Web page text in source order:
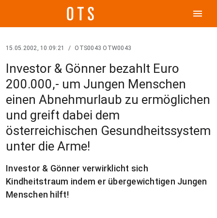
menu
15.05.2002, 10:09:21 / OTS0043 OTW0043
Investor & Gönner bezahlt Euro
200.000,- um Jungen Menschen
einen Abnehmurlaub zu ermöglichen
und greift dabei dem
österreichischen Gesundheitssystem
unter die Arme!
Investor & Gönner verwirklicht sich
Kindheitstraum indem er übergewichtigen Jungen
Menschen hilft!